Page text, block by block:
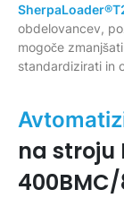
obdelovancev,
mogoče
standardizirati in
na stroju